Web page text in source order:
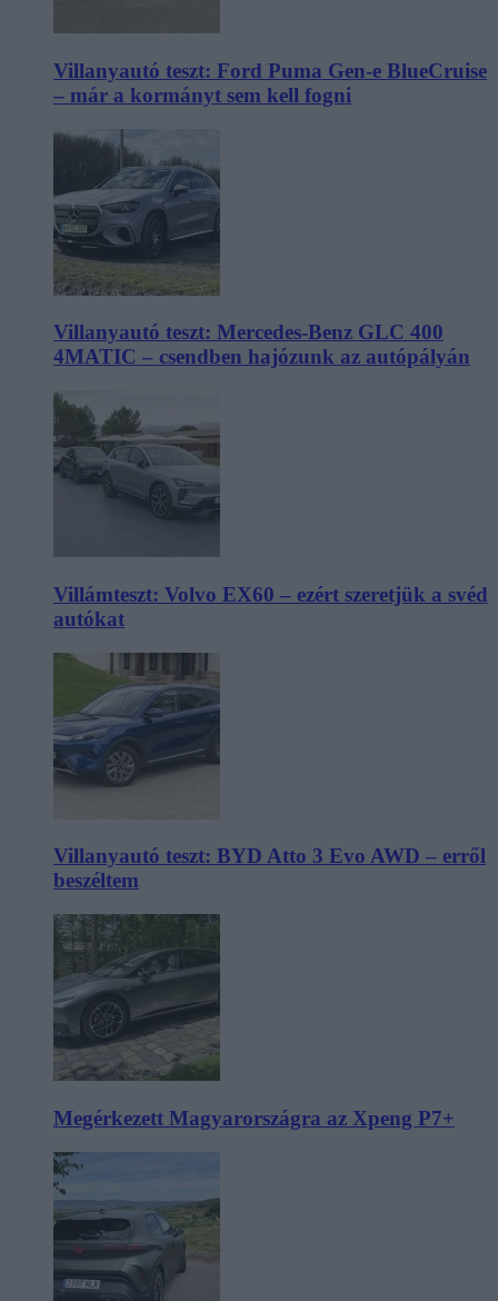
Villanyautó teszt: Ford Puma Gen-e BlueCruise
– már a kormányt sem kell fogni
Villanyautó teszt: Mercedes-Benz GLC 400
4MATIC – csendben hajózunk az autópályán
Villámteszt: Volvo EX60 – ezért szeretjük a svéd
autókat
Villanyautó teszt: BYD Atto 3 Evo AWD – erről
beszéltem
Megérkezett Magyarországra az Xpeng P7+